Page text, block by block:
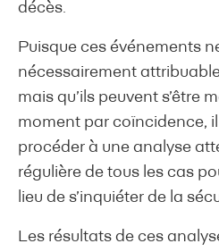
décès.
Puisque ces événements
nécessairement
mais qu’ils peuvent s’être
moment par coïncidence,
procéder à une analyse
régulière de tous les cas
lieu de s’inquiéter de la
Les résultats de ces